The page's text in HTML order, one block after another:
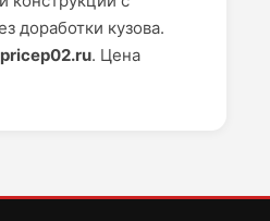
доработки кузова.
pricep02.ru. Цена